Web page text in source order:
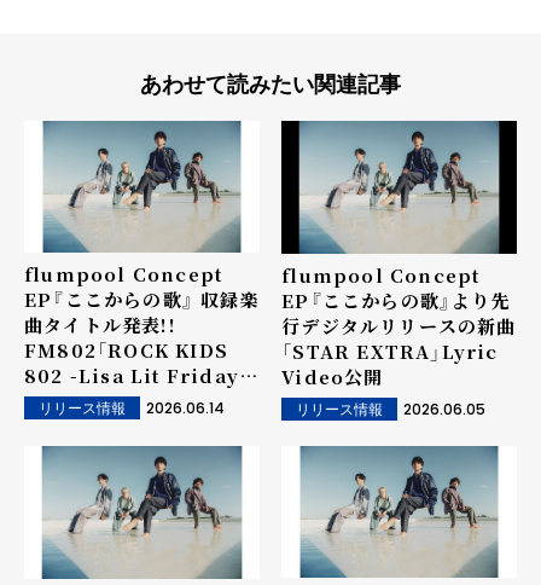
あわせて読みたい関連記事
flumpool Concept
EP『ここからの歌』 収録楽
曲タイトル発表!!
FM802「ROCK KIDS
802 -Lisa Lit Friday-」
にて 新曲「Ring」オンエ
ア解禁！
リリース情報 2026.06.14
flumpool Concept
EP『ここからの歌』より先
行デジタルリリースの新曲
「STAR EXTRA」Lyric
Video公開
リリース情報 2026.06.05